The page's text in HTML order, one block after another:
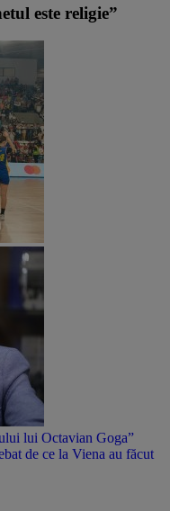
este religie”
lui Octavian Goga”
de ce la Viena au făcut